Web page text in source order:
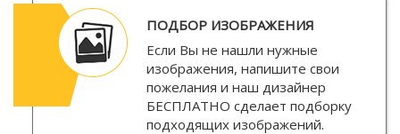
ПОДБОР ИЗОБРАЖЕНИЯ
Если Вы не нашли нужные
изображения, напишите свои
пожелания и наш дизайнер
БЕСПЛАТНО сделает подборку
подходящих изображений.